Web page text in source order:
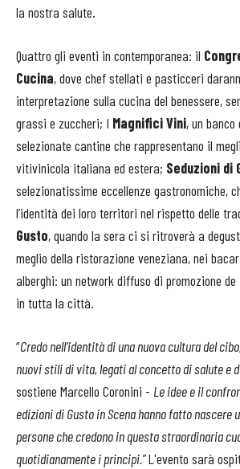
la nostra salute.
Quattro gli eventi in contemporanea: il
Cucina, dove chef stellati e pasticceri
interpretazione sulla cucina del benessere,
grassi e zuccheri; I Magnifici Vini, un banco
selezionate cantine che rappresentano il
vitivinicola italiana ed estera; Seduzioni di
selezionatissime eccellenze gastronomiche,
l’identità dei loro territori nel rispetto delle
Gusto, quando la sera ci si ritroverà a
meglio della ristorazione veneziana, nei
alberghi: un network diffuso di promozione de
in tutta la città.
“Credo nell’identità di una nuova cultura del
nuovi stili di vita, legati al concetto di salute e
sostiene Marcello Coronini - Le idee e il
edizioni di Gusto in Scena hanno fatto nascere
persone che credono in questa straordinaria
quotidianamente i principi.”L'evento sarà